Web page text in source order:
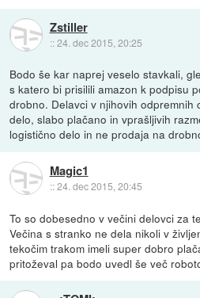
Zstiller
::24. dec 2015, 20:25
Bodo še kar naprej veselo stavkali,
s katero bi prisilili amazon k podpisu
drobno. Delavci v njihovih odpremnih
delo, slabo plačano in vprašljivih
logistično delo in ne prodaja na
Magic1
::24. dec 2015, 20:45
To so dobesedno v večini delovci za
Večina s stranko ne dela nikoli v
tekočim trakom imeli super dobro
pritoževal pa bodo uvedl še več